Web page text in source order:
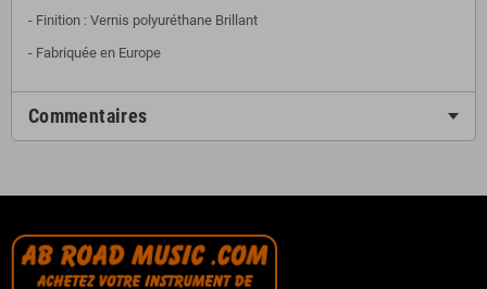
- Finition : Vernis polyuréthane Brillant
- Fabriquée en Europe
Commentaires